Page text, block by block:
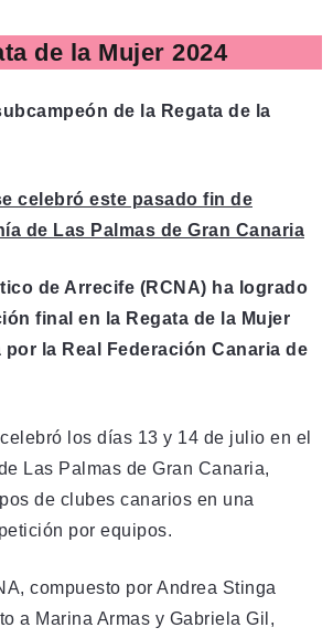
de la Mujer 2024
de la Regata de la
celebró este pasado fin de
de Las Palmas de Gran Canaria
de Arrecife (RCNA) ha logrado
final en la Regata de la Mujer
por la Real Federación Canaria de
los días 13 y 14 de julio en el
Las Palmas de Gran Canaria,
de clubes canarios en una
por equipos.
compuesto por Andrea Stinga
a Marina Armas y Gabriela Gil,